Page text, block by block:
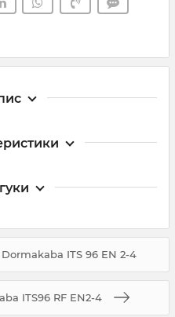
ITS 96 EN 2-4
ITS96 RF EN2-4